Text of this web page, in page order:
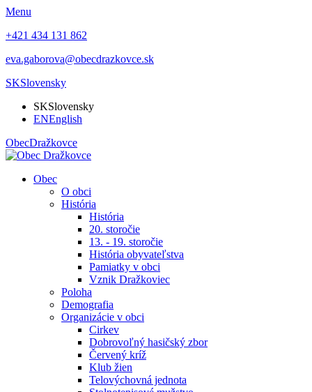
Menu
+421 434 131 862
eva.gaborova@obecdrazkovce.sk
SKSlovensky
SKSlovensky
ENEnglish
ObecDražkovce
Obec
O obci
História
História
20. storočie
13. - 19. storočie
História obyvateľstva
Pamiatky v obci
Vznik Dražkoviec
Poloha
Demografia
Organizácie v obci
Cirkev
Dobrovoľný hasičský zbor
Červený kríž
Klub žien
Telovýchovná jednota